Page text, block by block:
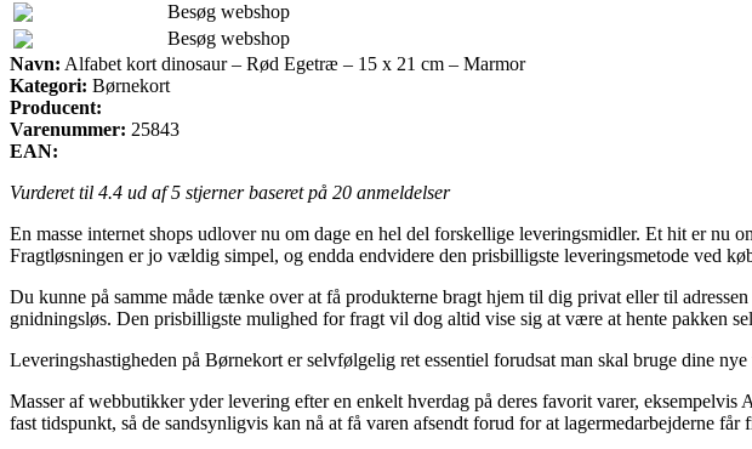
Besøg webshop
Besøg webshop
Navn: Alfabet kort dinosaur – Rød Egetræ – 15 x 21 cm – Marmor
Kategori: Børnekort
Producent:
Varenummer: 25843
EAN:
Vurderet til 4.4 ud af 5 stjerner baseret på 20 anmeldelser
En masse internet shops udlover nu om dage en hel del forskellige leveringsmidler. Et hit er nu
Fragtløsningen er jo vældig simpel, og endda endvidere den prisbilligste leveringsmetode ved
Du kunne på samme måde tænke over at få produkterne bragt hjem til dig privat eller til
gnidningsløs. Den prisbilligste mulighed for fragt vil dog altid vise sig at være at hente pakken
Leveringshastigheden på Børnekort er selvfølgelig ret essentiel forudsat man skal bruge dine
Masser af webbutikker yder levering efter en enkelt hverdag på deres favorit varer,
fast tidspunkt, så de sandsynligvis kan nå at få varen afsendt forud for at lagermedarbejderne får